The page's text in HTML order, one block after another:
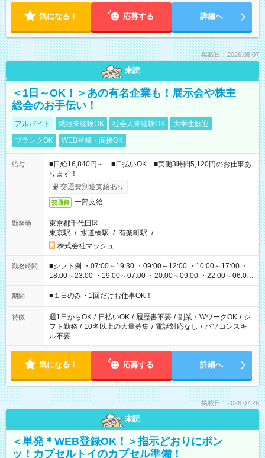
気になる！ 応募する 詳細へ
掲載日：2026.08.07
未読
＜1日～OK！＞あの有名企業も！展示会や株主
総会のお手伝い！
アルバイト 職種未経験OK 社会人未経験OK
大学生歓迎
ブランクOK
WEB登録・面接OK
給与
■日給16,840円～ ■日払いOK ■実働3時間5,120円のお仕事あ
ります！
交通費別途支給あり
交通費 一部支給
勤務地
東京都千代田区
東京駅 / 水道橋駅 / 有楽町駅 / …
株式会社マッシュ
勤務時間
■シフト例 ・07:00～19:30 ・09:00～12:00 ・10:00～17:00 ・
18:00～23:00 ・19:00～07:00 ・20:00～09:00 ・22:00～06:00
etc ★最短で3時間で5,120円のお仕事から 15時間で2万円近く稼
げるお仕事も！ ご希望のお時間に合わせてご紹介！ ※シフトは
ください！
期間 ■１日のみ・1回だけお仕事OK！
特徴 週1日からOK / 日払いOK / 履歴書不要 / 副業・WワークOK / シ
フト勤務 / 10名以上の大量募集 / 電話対応なし / パソコンスキ
ル不要
気になる！ 応募する 詳細へ
掲載日：2026.07.26
未読
＜単発＊WEB登録OK！＞指示どおりにポン
ッ！カプセルトイのカプセル準備！